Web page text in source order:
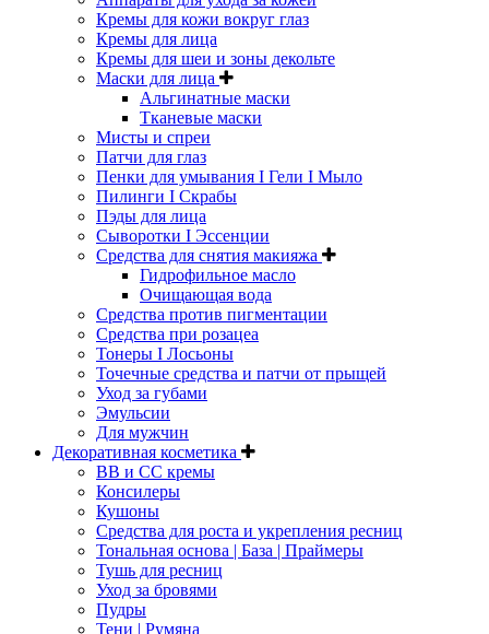
Кремы для кожи вокруг глаз
Кремы для лица
Кремы для шеи и зоны декольте
Маски для лица
Альгинатные маски
Тканевые маски
Мисты и спреи
Патчи для глаз
Пенки для умывания I Гели I Мыло
Пилинги I Cкрабы
Пэды для лица
Сыворотки I Эссенции
Средства для снятия макияжа
Гидрофильное масло
Очищающая вода
Средства против пигментации
Средства при розацеа
Тонеры I Лосьоны
Точечные средства и патчи от прыщей
Уход за губами
Эмульсии
Для мужчин
Декоративная косметика
ВВ и СС кремы
Консилеры
Кушоны
Средства для роста и укрепления ресниц
Тональная основа | База | Праймеры
Тушь для ресниц
Уход за бровями
Пудры
Тени | Румяна